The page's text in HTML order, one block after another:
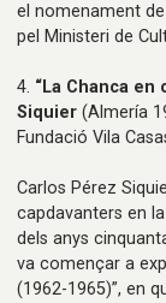
el nomenament
pel Ministeri de
4. “La Chanca en
Siquier (Almería
Fundació Vila
Carlos Pérez
capdavanters en
dels anys
va començar a
(1962-1965)”, en